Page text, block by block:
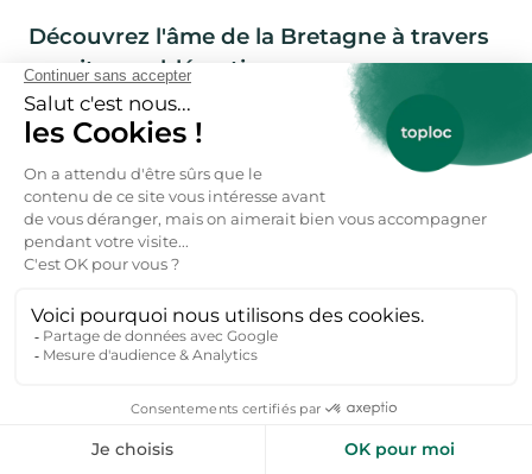
Découvrez l'âme de la Bretagne à travers
ses sites emblématiques
Carte des sites incontournables à visiter en
groupe
La Bretagne dévoile un patrimoine foisonnant
entre paysages côtiers, villages historiques et
mégalithes mystérieux. Pour une exploration
optimale, voici les sites à privilégier lors de votre
La Côte de Granit Rose – Cet itinéraire longe des
formations rocheuses impressionnantes entre
Perros-Guirec et Trébeurden. Le sentier des
douaniers (GR34) offre une immersion dans un
La forêt de Brocéliande – Ce site légendaire, associé